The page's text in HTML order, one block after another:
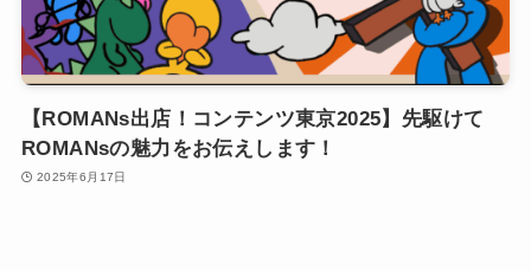
【ROMANs出店！コンテンツ東京2025】先駆けて
ROMANsの魅力をお伝えします！
2025年6月17日